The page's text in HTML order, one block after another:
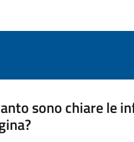
sono chiare le